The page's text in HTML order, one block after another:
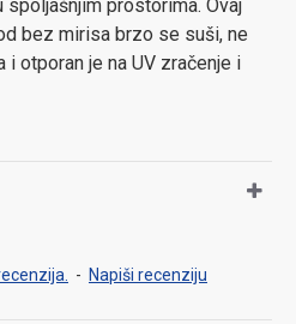
spoljašnjim prostorima. Ovaj
bez mirisa brzo se suši, ne
i otporan je na UV zračenje i
- Napiši recenziju